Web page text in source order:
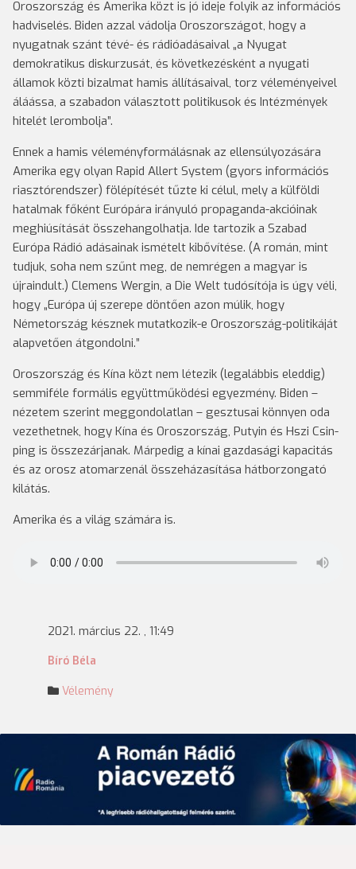
Oroszország és Amerika közt is jó ideje folyik az információs
hadviselés. Biden azzal vádolja Oroszországot, hogy a
nyugatnak szánt tévé- és rádióadásaival „a Nyugat
demokratikus diskurzusát, és következésként a nyugati
államok közti bizalmat hamis állításaival, torz véleményeivel
áláássa, a szabadon választott politikusok és Intézmények
hitelét lerombolja”.
Ennek a hamis véleményformálásnak az ellensúlyozására
Amerika egy olyan Rapid Allert System (gyors információs
riasztórendszer) fölépítését tűzte ki célul, mely a külföldi
hatalmak főként Európára irányuló propaganda-akcióinak
meghiúsítását összehangolhatja. Ide tartozik a Szabad
Európa Rádió adásainak ismételt kibővítése. (A román, mint
tudjuk, soha nem szűnt meg, de nemrégen a magyar is
újraindult.) Clemens Wergin, a Die Welt tudósítója is úgy véli,
hogy „Európa új szerepe döntően azon múlik, hogy
Németország késznek mutatkozik-e Oroszország-politikáját
alapvetően átgondolni.”
Oroszország és Kína közt nem létezik (legalábbis eleddig)
semmiféle formális együttműködési egyezmény. Biden –
nézetem szerint meggondolatlan – gesztusai könnyen oda
vezethetnek, hogy Kína és Oroszország, Putyin és Hszi Csin-
ping is összezárjanak. Márpedig a kínai gazdasági kapacitás
és az orosz atomarzenál összeházasítása hátborzongató
kilátás.
Amerika és a világ számára is.
2021. március 22. , 11:49
Bíró Béla
Vélemény